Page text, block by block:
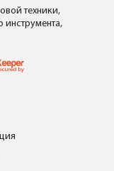
техники,
инструмента,